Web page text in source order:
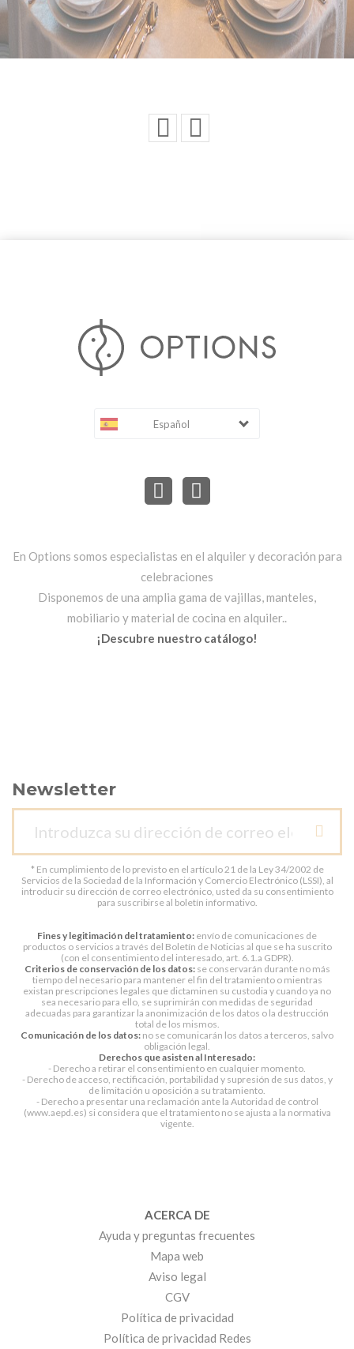
Español
En Options somos especialistas en el alquiler y decoración para
celebraciones
Disponemos de una amplia gama de vajillas, manteles,
mobiliario y material de cocina en alquiler..
¡Descubre nuestro catálogo!
Newsletter
* En cumplimiento de lo previsto en el artículo 21 de la Ley 34/2002 de
Servicios de la Sociedad de la Información y Comercio Electrónico (LSSI), al
introducir su dirección de correo electrónico, usted da su consentimiento
para suscribirse al boletín informativo.
Fines y legitimación del tratamiento: envío de comunicaciones de
productos o servicios a través del Boletín de Noticias al que se ha suscrito
(con el consentimiento del interesado, art. 6.1.a GDPR).
Criterios de conservación de los datos:se conservarán durante no más
tiempo del necesario para mantener el fin del tratamiento o mientras
existan prescripciones legales que dictaminen su custodia y cuando ya no
sea necesario para ello, se suprimirán con medidas de seguridad
adecuadas para garantizar la anonimización de los datos o la destrucción
total de los mismos.
Comunicación de los datos: no se comunicarán los datos a terceros, salvo
obligación legal.
Derechos que asisten al Interesado:
- Derecho a retirar el consentimiento en cualquier momento.
- Derecho de acceso, rectificación, portabilidad y supresión de sus datos, y
de limitación u oposición a su tratamiento.
- Derecho a presentar una reclamación ante la Autoridad de control
(www.aepd.es) si considera que el tratamiento no se ajusta a la normativa
vigente.
ACERCA DE
Ayuda y preguntas frecuentes
Mapa web
Aviso legal
CGV
Política de privacidad
Política de privacidad Redes